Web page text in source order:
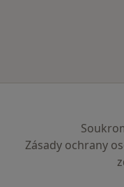
Zásady ochrany